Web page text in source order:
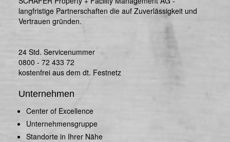
langfristige Partnerschaften die auf Zuverlässigkeit und
Vertrauen gründen.
24 Std. Servicenummer
0800 - 72 433 72
kostenfrei aus dem dt. Festnetz
Unternehmen
Center of Excellence
Unternehmensgruppe
Standorte in Ihrer Nähe